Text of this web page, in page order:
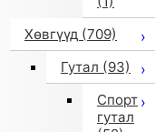
Хөвгүүд (709)
Гутал (93)
Спорт
гутал